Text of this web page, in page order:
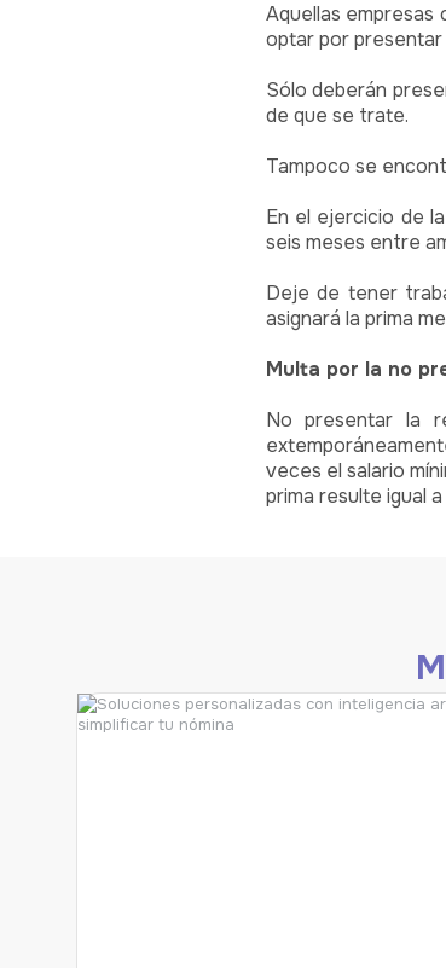
Aquellas
optar por presentar
Sólo deberán
de que se trate.
Tampoco se
En el ejercicio de
seis meses entre
Deje de tener
asignará la prima
Multa por la no
No presentar la
veces el salario
prima resulte igual